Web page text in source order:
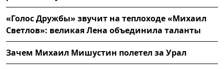
«Голос Дружбы» звучит на теплоходе «Михаил
Светлов»: великая Лена объединила таланты
Зачем Михаил Мишустин полетел за Урал